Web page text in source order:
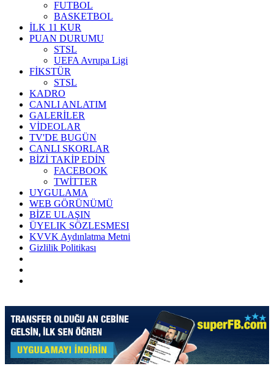
FUTBOL
BASKETBOL
İLK 11 KUR
PUAN DURUMU
STSL
UEFA Avrupa Ligi
FİKSTÜR
STSL
KADRO
CANLI ANLATIM
GALERİLER
VİDEOLAR
TV'DE BUGÜN
CANLI SKORLAR
BİZİ TAKİP EDİN
FACEBOOK
TWİTTER
UYGULAMA
WEB GÖRÜNÜMÜ
BİZE ULAŞIN
ÜYELIK SÖZLESMESI
KVVK Aydınlatma Metni
Gizlilik Politikası